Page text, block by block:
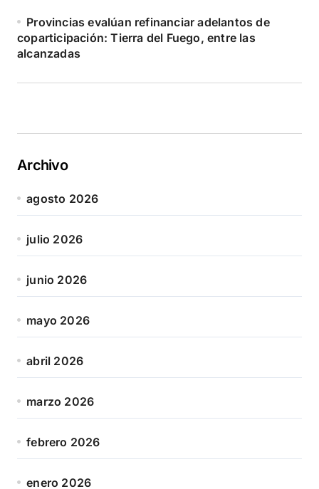
Provincias evalúan refinanciar adelantos de
coparticipación: Tierra del Fuego, entre las
alcanzadas
Archivo
agosto 2026
julio 2026
junio 2026
mayo 2026
abril 2026
marzo 2026
febrero 2026
enero 2026